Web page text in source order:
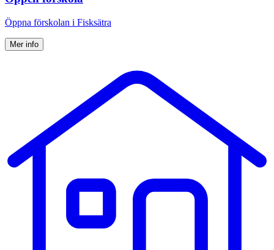
Öppna förskolan i Fisksätra
Mer info